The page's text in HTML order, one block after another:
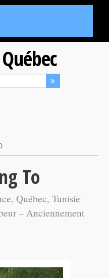
To
Québec, Tunisie –
– Anciennement